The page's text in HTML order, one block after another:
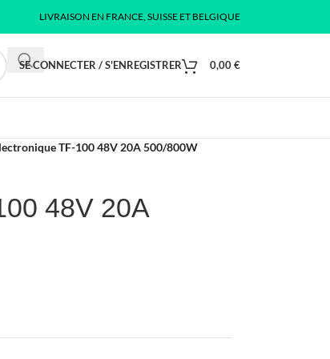
LIVRAISON EN FRANCE, SUISSE ET BELGIQUE
SE CONNECTER / S'ENREGISTRER 0,00€
TF-100 48V 20A 500/800W
48V 20A